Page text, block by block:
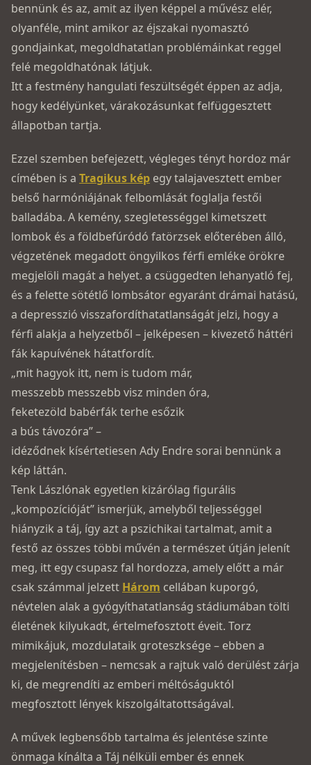
bennünk és az, amit az ilyen képpel a művész elér,
olyanféle, mint amikor az éjszakai nyomasztó
gondjainkat, megoldhatatlan problémáinkat reggel
felé megoldhatónak látjuk.
Itt a festmény hangulati feszültségét éppen az adja,
hogy kedélyünket, várakozásunkat felfüggesztett
állapotban tartja.
Ezzel szemben befejezett, végleges tényt hordoz már
címében is a Tragikus kép egy talajavesztett ember
belső harmóniájának felbomlását foglalja festői
balladába. A kemény, szegletességgel kimetszett
lombok és a földbefúródó fatörzsek előterében álló,
végzetének megadott öngyilkos férfi emléke örökre
megjelöli magát a helyet. a csüggedten lehanyatló fej,
és a felette sötétlő lombsátor egyaránt drámai hatású,
a depresszió visszafordíthatatlanságát jelzi, hogy a
férfi alakja a helyzetből – jelképesen – kivezető háttéri
fák kapuívének hátatfordít.
„mit hagyok itt, nem is tudom már,
messzebb messzebb visz minden óra,
feketezöld babérfák terhe esőzik
a bús távozóra” –
idéződnek kísértetiesen Ady Endre sorai bennünk a
kép láttán.
Tenk Lászlónak egyetlen kizárólag figurális
„kompozícióját” ismerjük, amelyből teljességgel
hiányzik a táj, így azt a pszichikai tartalmat, amit a
festő az összes többi művén a természet útján jelenít
meg, itt egy csupasz fal hordozza, amely előtt a már
csak számmal jelzett Három cellában kuporgó,
névtelen alak a gyógyíthatatlanság stádiumában tölti
életének kilyukadt, értelmefosztott éveit. Torz
mimikájuk, mozdulataik groteszksége – ebben a
megjelenítésben – nemcsak a rajtuk való derülést zárja
ki, de megrendíti az emberi méltóságuktól
megfosztott lények kiszolgáltatottságával.
A művek legbensőbb tartalma és jelentése szinte
önmaga kínálta a Táj nélküli ember és ennek